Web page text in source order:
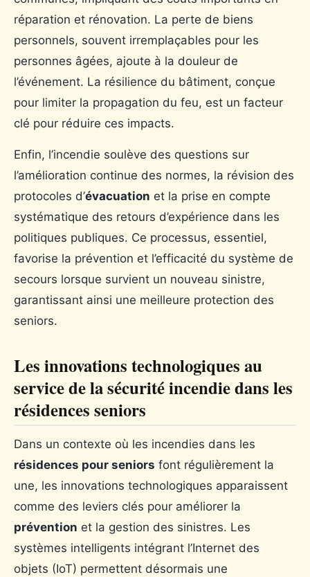
réparation et rénovation. La perte de biens
personnels, souvent irremplaçables pour les
personnes âgées, ajoute à la douleur de
l’événement. La résilience du bâtiment, conçue
pour limiter la propagation du feu, est un facteur
clé pour réduire ces impacts.
Enfin, l’incendie soulève des questions sur
l’amélioration continue des normes, la révision des
protocoles d’évacuation et la prise en compte
systématique des retours d’expérience dans les
politiques publiques. Ce processus, essentiel,
favorise la prévention et l’efficacité du système de
secours lorsque survient un nouveau sinistre,
garantissant ainsi une meilleure protection des
seniors.
Les innovations technologiques au
service de la sécurité incendie dans les
résidences seniors
Dans un contexte où les incendies dans les
résidences pour seniors font régulièrement la
une, les innovations technologiques apparaissent
comme des leviers clés pour améliorer la
prévention et la gestion des sinistres. Les
systèmes intelligents intégrant l’Internet des
objets (IoT) permettent désormais une